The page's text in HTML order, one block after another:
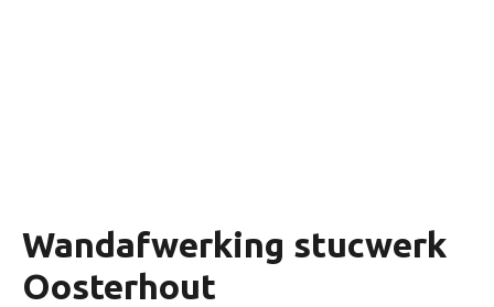
Wandafwerking stucwerk
Oosterhout